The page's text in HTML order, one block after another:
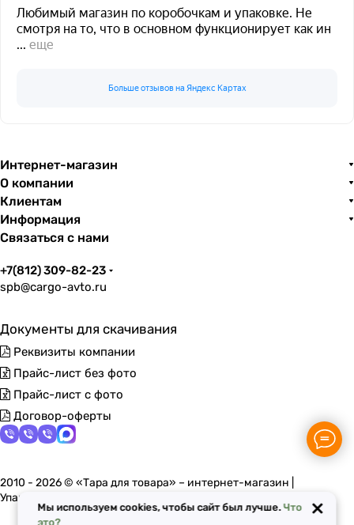
Любимый магазин по коробочкам и упаковке. Не
смотря на то, что в основном функционирует как ин
... еще
Больше отзывов на Яндекс Картах
Интернет-магазин
О компании
Клиентам
Информация
Связаться с нами
+7(812) 309-82-23
spb@cargo-avto.ru
Документы для скачивания
Реквизиты компании
Прайс-лист без фото
Прайс-лист с фото
Договор-оферты
2010 - 2026 © «Тара для товара» – интернет-магазин |
Упаковочные материалы в Санкт-Петербурге
Мы используем cookies, чтобы сайт был лучше.Что
это?
×